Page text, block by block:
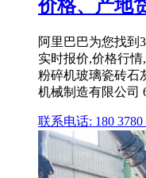
价格、产地
阿里巴巴为您找到
实时报价,价格行情
粉碎机玻璃瓷砖石
机械制造有限公司
联系电话: 180 3780